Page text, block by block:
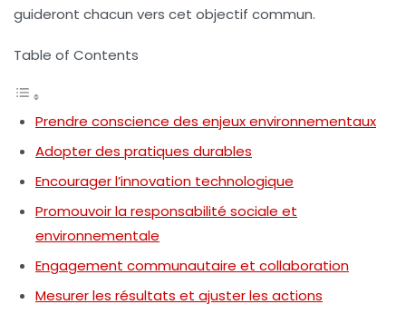
guideront chacun vers cet objectif commun.
Table of Contents
Prendre conscience des enjeux environnementaux
Adopter des pratiques durables
Encourager l’innovation technologique
Promouvoir la responsabilité sociale et
environnementale
Engagement communautaire et collaboration
Mesurer les résultats et ajuster les actions